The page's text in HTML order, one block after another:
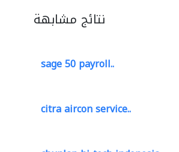
نتائج مشابهة
sage 50 payroll..
citra aircon service..